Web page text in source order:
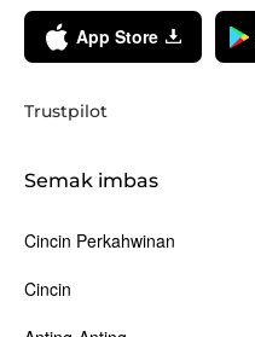
App Store
Trustpilot
Semak imbas
Cincin Perkahwinan
Cincin